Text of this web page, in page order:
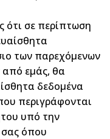
σε περίπτωση
των παρεχόμενων
από εμάς, θα
δεδομένα
περιγράφονται
υπό την
όπου